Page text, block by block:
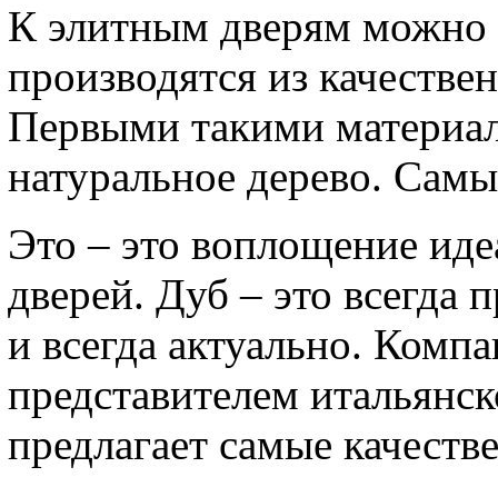
К элитным дверям можно
производятся из
Первыми такими
натуральное дерево.
Это – это воплощение
дверей. Дуб – это всегда
и всегда актуально.
представителем
предлагает самые